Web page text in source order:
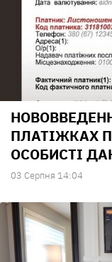
ПЛАТІЖКАХ
ОСОБИСТІ
03 Серпня 14:04